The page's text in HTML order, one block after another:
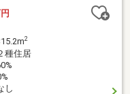
き合いが出来るよう誠
2
種住居
し